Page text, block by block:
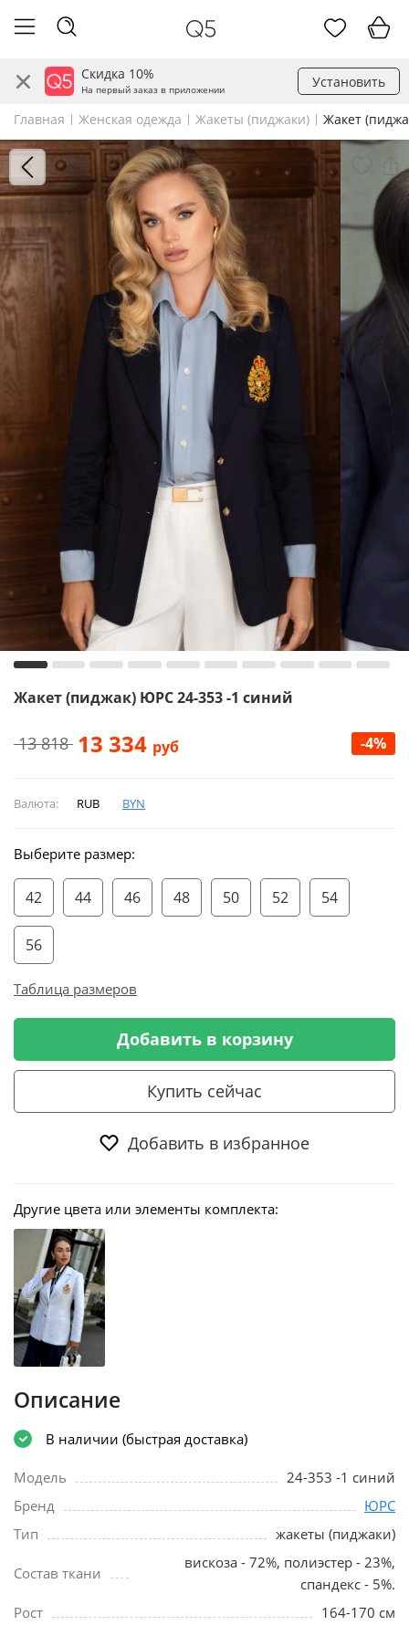
Скидка 10%
На первый заказ в приложении Установить
Главная Женская одежда Жакеты (пиджаки) Жакет
Жакет (пиджак) ЮРС 24-353 -1 синий
13 818 13 334 руб -4%
Валюта: RUB BYN
Выберите размер:
42 44 46 48 50 52 54
56
Таблица размеров
Добавить в корзину
Купить сейчас
Добавить в избранное
Другие цвета или элементы комплекта:
Описание
В наличии (быстрая доставка)
Модель
24-353 -1 синий
Бренд
ЮРС
Тип
жакеты (пиджаки)
Состав ткани
вискоза - 72%, полиэстер - 23%,
спандекс - 5%.
Рост
164-170 см